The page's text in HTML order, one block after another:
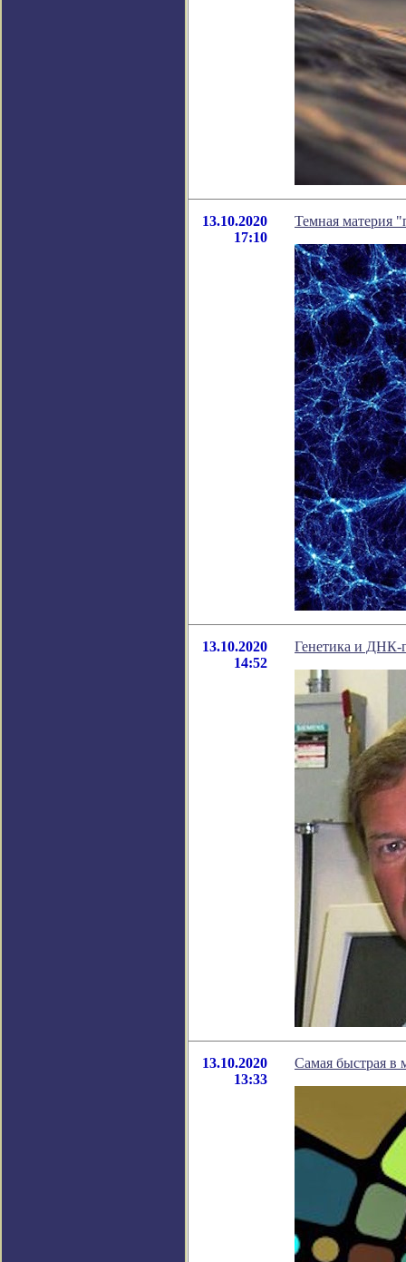
13.10.2020
17:10
Темная материя
13.10.2020
14:52
Генетика и ДНК-
13.10.2020
13:33
Самая быстрая в